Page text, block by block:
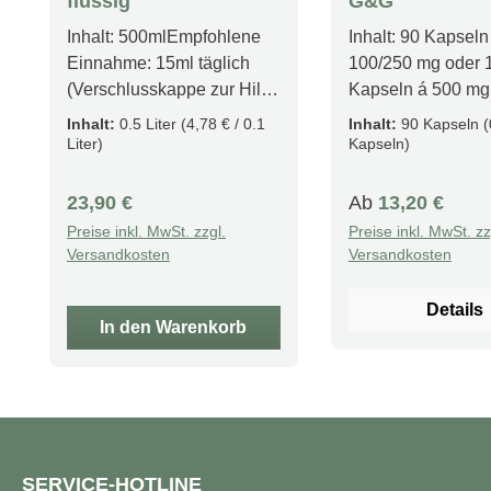
Inhalt: 500mlEmpfohlene
Einnahme: 15ml täglich
(Verschlusskappe zur Hilfe
nehmen) Produktfakten
Umfassende
Schnelle Wirkung Herz-
Gesunder Stoffwechsel
Nervesystem-Gesundheit
Flüssige Form (bei
Supplement vereint in
Inhalt: 0.5 Liter (4,78 € / 0.1
Liter)
Regulärer Preis:
23,90 €
Preise inkl. MwSt. zzgl.
Versandkosten
In den Warenkorb
Inhalt: 90 Kapseln
100/250 mg oder
Kapseln á 500
B1Empfohlene
Einnahme: 1
Produktfakten
Nervensystems Reine
Absorption Stärkung des
Inhalt: 90 Kapseln
Kapseln)
Regulärer Preis:
Ab 13,20 €
Preise inkl. MwSt.
Versandkosten
Details
SERVICE-HOTLINE